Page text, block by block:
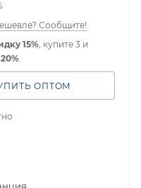
Сообщите!
15%, купите 3 и
.
ОПТОМ